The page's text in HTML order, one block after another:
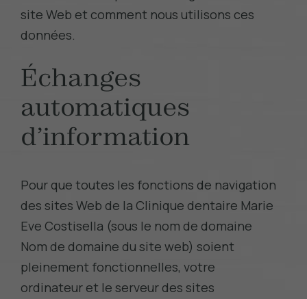
site Web et comment nous utilisons ces
données.
Échanges
automatiques
d’information
Pour que toutes les fonctions de navigation
des sites Web de la Clinique dentaire Marie
Eve Costisella (sous le nom de domaine
Nom de domaine du site web) soient
pleinement fonctionnelles, votre
ordinateur et le serveur des sites